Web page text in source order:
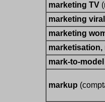
marketing TV
marketing viral
marketing
marketisation,
mark-to-
markup